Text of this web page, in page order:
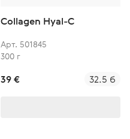
Collagen Hyal-C
Арт. 501845
300 г
39 € 32.5 б